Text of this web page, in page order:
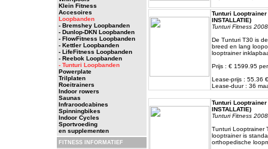
Klein Fitness
Accesoires
Loopbanden
- Bremshey Loopbanden
- Dunlop-DKN Loopbanden
- FlowFitness Loopbanden
- Kettler Loopbanden
- LifeFitness Loopbanden
- Reebok Loopbanden
- Tunturi Loopbanden
Powerplate
Trilplaten
Roeitrainers
Indoor rowers
Saunas
Infraroodcabines
Spinningbikes
Indoor Cycles
Sportvoeding
en supplementen
FITNESS INFORMATIEF
Tunturi Looptrainer
INSTALLATIE)
Tunturi Fitness 2008
De Tunturi T30 is
breed en lang
looptrainer
Prijs : € 1599.95
Lease-prijs : 55.36
Lease-duur : 36
Tunturi Looptrainer
INSTALLATIE)
Tunturi Fitness 2008
Tunturi Looptrainer
looptrainer is
orthopedische